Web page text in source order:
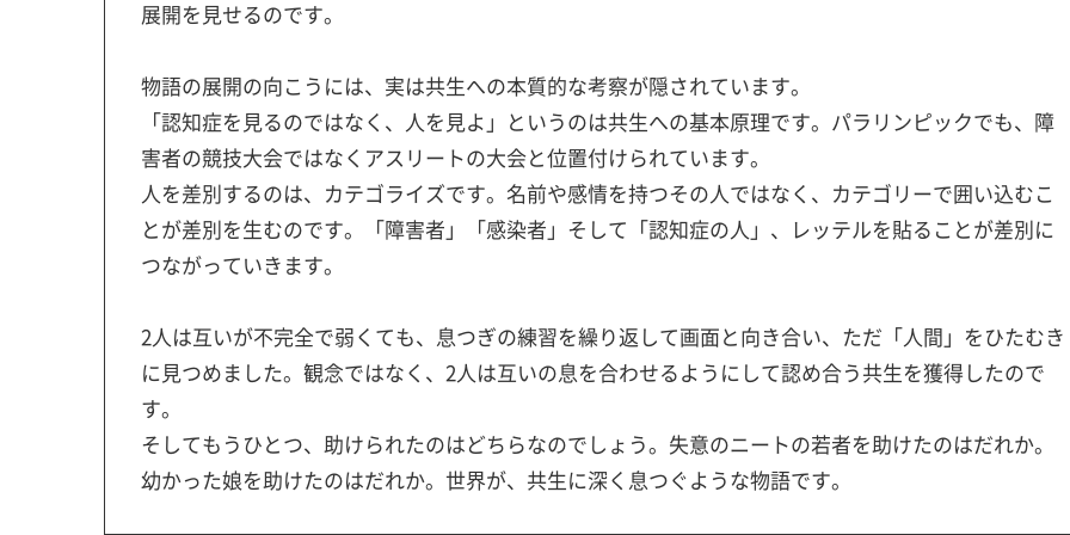
展開を見せるのです。
物語の展開の向こうには、実は共生への本質的な考察が隠されています。
「認知症を見るのではなく、人を見よ」というのは共生への基本原理です。パラリンピックでも、障
害者の競技大会ではなくアスリートの大会と位置付けられています。
人を差別するのは、カテゴライズです。名前や感情を持つその人ではなく、カテゴリーで囲い込むこ
とが差別を生むのです。「障害者」「感染者」そして「認知症の人」、レッテルを貼ることが差別に
つながっていきます。
2人は互いが不完全で弱くても、息つぎの練習を繰り返して画面と向き合い、ただ「人間」をひたむき
に見つめました。観念ではなく、2人は互いの息を合わせるようにして認め合う共生を獲得したので
す。
そしてもうひとつ、助けられたのはどちらなのでしょう。失意のニートの若者を助けたのはだれか。
幼かった娘を助けたのはだれか。世界が、共生に深く息つぐような物語です。